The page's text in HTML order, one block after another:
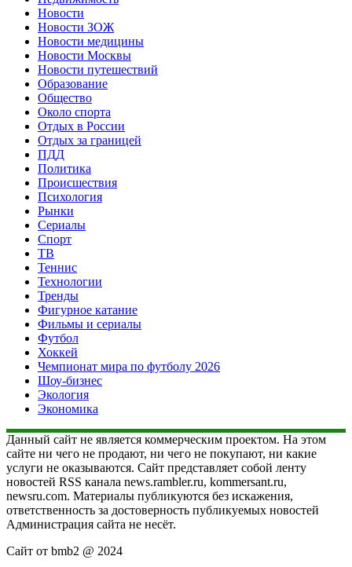
Новости
Новости ЗОЖ
Новости медицины
Новости Москвы
Новости путешествий
Образование
Общество
Около спорта
Отдых в России
Отдых за границей
ПДД
Политика
Происшествия
Психология
Рынки
Сериалы
Спорт
ТВ
Теннис
Технологии
Тренды
Фигурное катание
Фильмы и сериалы
Футбол
Хоккей
Чемпионат мира по футболу 2026
Шоу-бизнес
Экология
Экономика
Данный сайт не является коммерческим проектом. На этом
сайте ни чего не продают, ни чего не покупают, ни какие
услуги не оказываются. Сайт представляет собой ленту
новостей RSS канала news.rambler.ru, kommersant.ru,
newsru.com. Материалы публикуются без искажения,
ответственность за достоверность публикуемых новостей
Администрация сайта не несёт.
Сайт от bmb2 @ 2024